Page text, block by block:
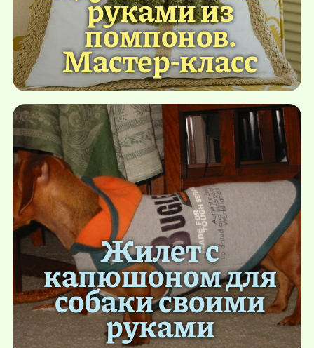
руками из
помпонов.
Мастер-класс
Жилет с
капюшоном для
собаки своими
руками